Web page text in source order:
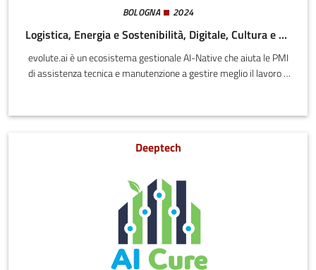
BOLOGNA 2024
Logistica, Energia e Sostenibilità, Digitale, Cultura e Creatività
evolute.ai è un ecosistema gestionale AI-Native che aiuta le PMI
di assistenza tecnica e manutenzione a gestire meglio il lavoro e
assistenza informatica, la piattaforma è progettata per scalare
personale specializzato e relazioni con fornitori.
Deeptech